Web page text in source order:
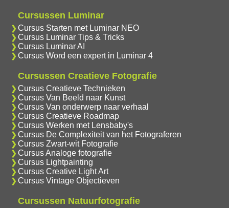
Cursussen Luminar
Cursus Starten met Luminar NEO
Cursus Luminar Tips & Tricks
Cursus Luminar AI
Cursus Word een expert in Luminar 4
Cursussen Creatieve Fotografie
Cursus Creatieve Technieken
Cursus Van Beeld naar Kunst
Cursus Van onderwerp naar verhaal
Cursus Creatieve Roadmap
Cursus Werken met Lensbaby's
Cursus De Complexiteit van het Fotograferen
Cursus Zwart-wit Fotografie
Cursus Analoge fotografie
Cursus Lightpainting
Cursus Creative Light Art
Cursus Vintage Objectieven
Cursussen Natuurfotografie